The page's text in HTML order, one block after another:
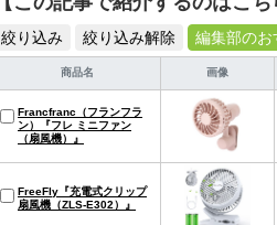
絞り込み 絞り込み解除 編集部のお
商品名 画像
Francfranc（フランフラ
ン）『フレ ミニファン
（扇風機）』
FreeFly『充電式クリップ
扇風機（ZLS-E302）』